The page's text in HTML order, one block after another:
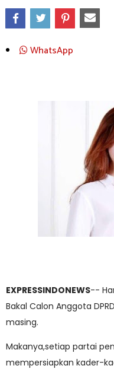
WhatsApp
EXPRESSINDONEWS--
Bakal Calon Anggota
masing.
Makanya,setiap partai
mempersiapkan kader-